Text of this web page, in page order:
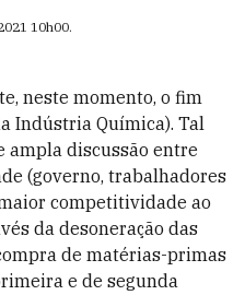
10h00.
neste momento, o fim
Indústria Química). Tal
discussão entre
(governo, trabalhadores
competitividade ao
da desoneração das
de matérias-primas
e de segunda